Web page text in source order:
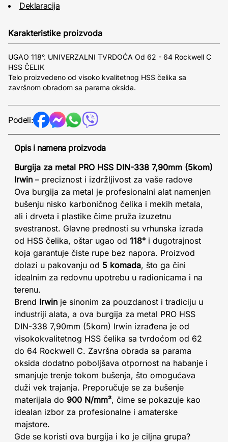
Deklaracija
Karakteristike proizvoda
UGAO 118°. UNIVERZALNI TVRDOĆA Od 62 - 64 Rockwell C
HSS ČELIK
Telo proizvedeno od visoko kvalitetnog HSS čelika sa
završnom obradom sa parama oksida.
Podeli:
Opis i namena proizvoda
Burgija za metal PRO HSS DIN-338 7,90mm (5kom)
Irwin – preciznost i izdržljivost za vaše radove
Ova burgija za metal je profesionalni alat namenjen
bušenju nisko karboničnog čelika i mekih metala,
ali i drveta i plastike čime pruža izuzetnu
svestranost. Glavne prednosti su vrhunska izrada
od HSS čelika, oštar ugao od 118° i dugotrajnost
koja garantuje čiste rupe bez napora. Proizvod
dolazi u pakovanju od 5 komada, što ga čini
idealnim za redovnu upotrebu u radionicama i na
terenu.
Brend Irwin je sinonim za pouzdanost i tradiciju u
industriji alata, a ova burgija za metal PRO HSS
DIN-338 7,90mm (5kom) Irwin izrađena je od
visokokvalitetnog HSS čelika sa tvrdoćom od 62
do 64 Rockwell C. Završna obrada sa parama
oksida dodatno poboljšava otpornost na habanje i
smanjuje trenje tokom bušenja, što omogućava
duži vek trajanja. Preporučuje se za bušenje
materijala do 900 N/mm², čime se pokazuje kao
idealan izbor za profesionalne i amaterske
majstore.
Gde se koristi ova burgija i ko je ciljna grupa?